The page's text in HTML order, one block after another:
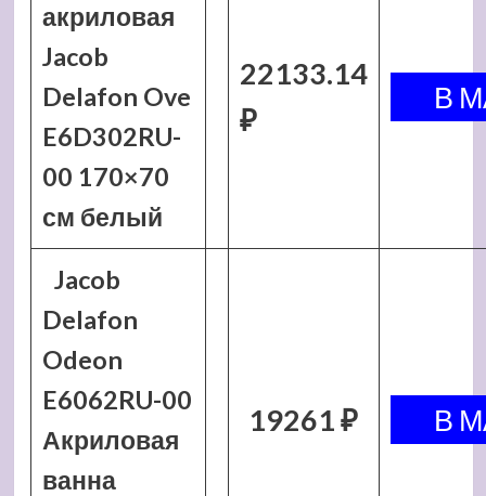
акриловая
Jacob
Delafon Ove
E6D302RU-
00 170×70
см белый
22133.14
₽
Jacob
Delafon
Odeon
E6062RU-00
Акриловая
ванна
19261 ₽